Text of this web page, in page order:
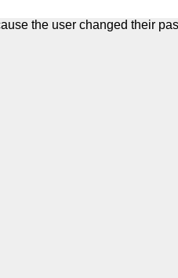
the user changed their